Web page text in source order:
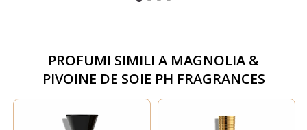
PROFUMI SIMILI A MAGNOLIA &
PIVOINE DE SOIE PH FRAGRANCES